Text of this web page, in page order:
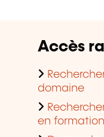
Accès
domaine
en